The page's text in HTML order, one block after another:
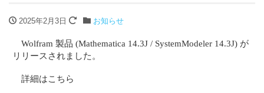
2025年2月3日 お知らせ
Wolfram 製品 (Mathematica 14.3J / SystemModeler 14.3J) が
リリースされました。
詳細はこちら